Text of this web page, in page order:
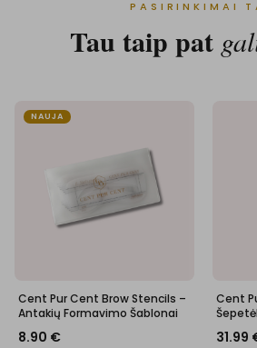
PASIRINKIMAI
Tau taip pat
NAUJA
Cent Pur Cent Brow Stencils –
Antakių Formavimo Šablonai
8.90 €
Cent
31.99